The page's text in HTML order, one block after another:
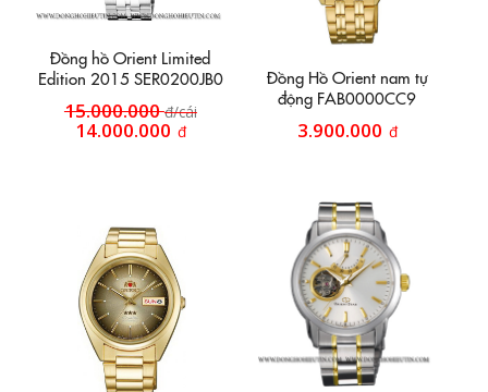
Đồng hồ Orient Limited
Edition 2015 SER0200JB0
15.000.000đ/cái
14.000.000 đ
Đồng Hồ Orient nam tự
động FAB0000CC9
3.900.000 đ